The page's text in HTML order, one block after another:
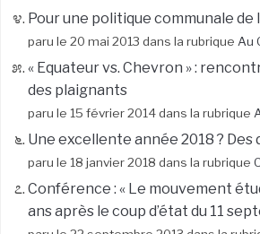
Pour une politique communale de
paru le 20 mai 2013 dans la rubrique Au
« Equateur vs. Chevron » :
des plaignants
paru le 15 février 2014 dans la rubrique
Une excellente année 2018 ? Des
paru le 18 janvier 2018 dans la rubrique
Conférence : « Le mouvement
ans après le coup d’état du 11